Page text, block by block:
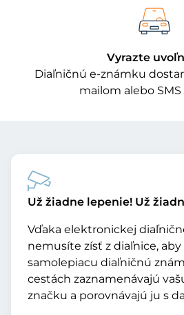
Vyrazte
Diaľničnú e-známku
mailom alebo SMS
Už žiadne lepenie! Už
Vďaka elektronickej
nemusíte zísť z diaľnice,
samolepiacu diaľničnú
cestách zaznamenávajú
značku a porovnávajú ju s